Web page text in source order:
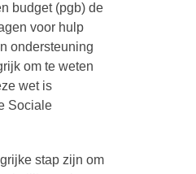
budget (pgb) de
voor hulp
ondersteuning
om te weten
wet is
Sociale
stap zijn om